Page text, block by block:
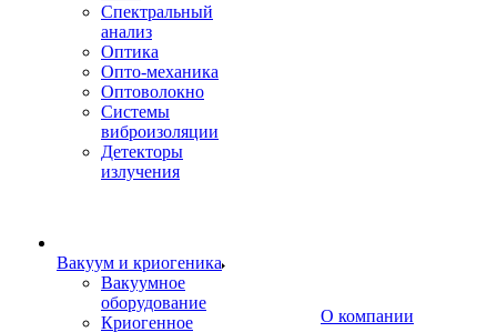
Спектральный
анализ
Оптика
Опто-механика
Оптоволокно
Системы
виброизоляции
Детекторы
излучения
Вакуум и криогеника
Вакуумное
оборудование
Криогенное
О компании